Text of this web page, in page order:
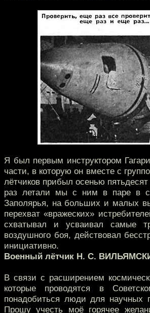
Я был первым инструктором
части, в которую он вместе с
лётчиков прибыл осенью
раз летали мы с ним в паре в
Заполярья, на больших и малых
перехват «вражеских»
схватывал и усваивал самые
воздушного боя, действовал
инициативно.
Военный лётчик Н. С.
В связи с расширением
которые проводятся в
понадобиться люди для научных
Прошу учесть моё горячее